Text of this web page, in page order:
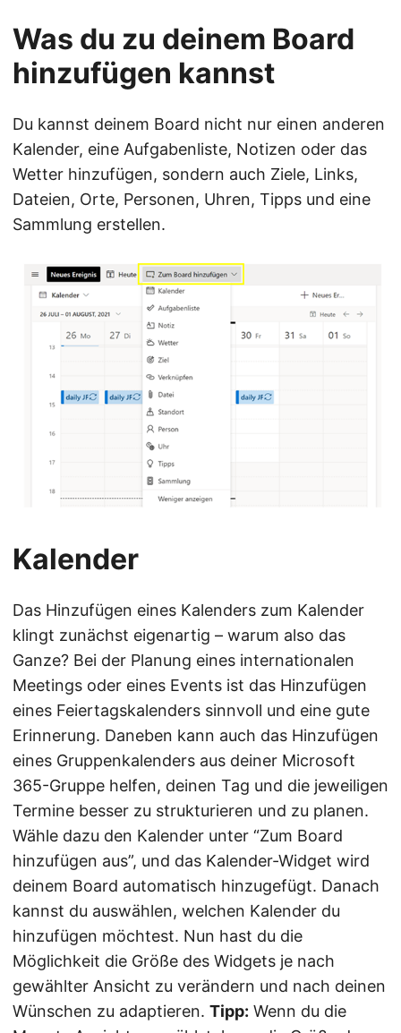
Was du zu deinem Board
hinzufügen kannst
Du kannst deinem Board nicht nur einen anderen
Kalender, eine Aufgabenliste, Notizen oder das
Wetter hinzufügen, sondern auch Ziele, Links,
Dateien, Orte, Personen, Uhren, Tipps und eine
Sammlung erstellen.
Kalender
Das Hinzufügen eines Kalenders zum Kalender
klingt zunächst eigenartig – warum also das
Ganze? Bei der Planung eines internationalen
Meetings oder eines Events ist das Hinzufügen
eines Feiertagskalenders sinnvoll und eine gute
Erinnerung. Daneben kann auch das Hinzufügen
eines Gruppenkalenders aus deiner Microsoft
365-Gruppe helfen, deinen Tag und die jeweiligen
Termine besser zu strukturieren und zu planen.
Wähle dazu den Kalender unter “Zum Board
hinzufügen aus”, und das Kalender-Widget wird
deinem Board automatisch hinzugefügt. Danach
kannst du auswählen, welchen Kalender du
hinzufügen möchtest. Nun hast du die
Möglichkeit die Größe des Widgets je nach
gewählter Ansicht zu verändern und nach deinen
Wünschen zu adaptieren. Tipp: Wenn du die